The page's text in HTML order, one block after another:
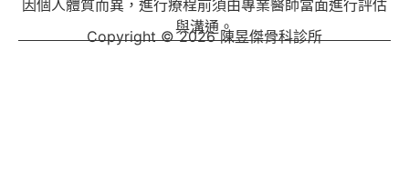
因個人體質而異，進行療程前須由專業醫師當面進行評估
與溝通。
Copyright © 2026 陳昱傑骨科診所